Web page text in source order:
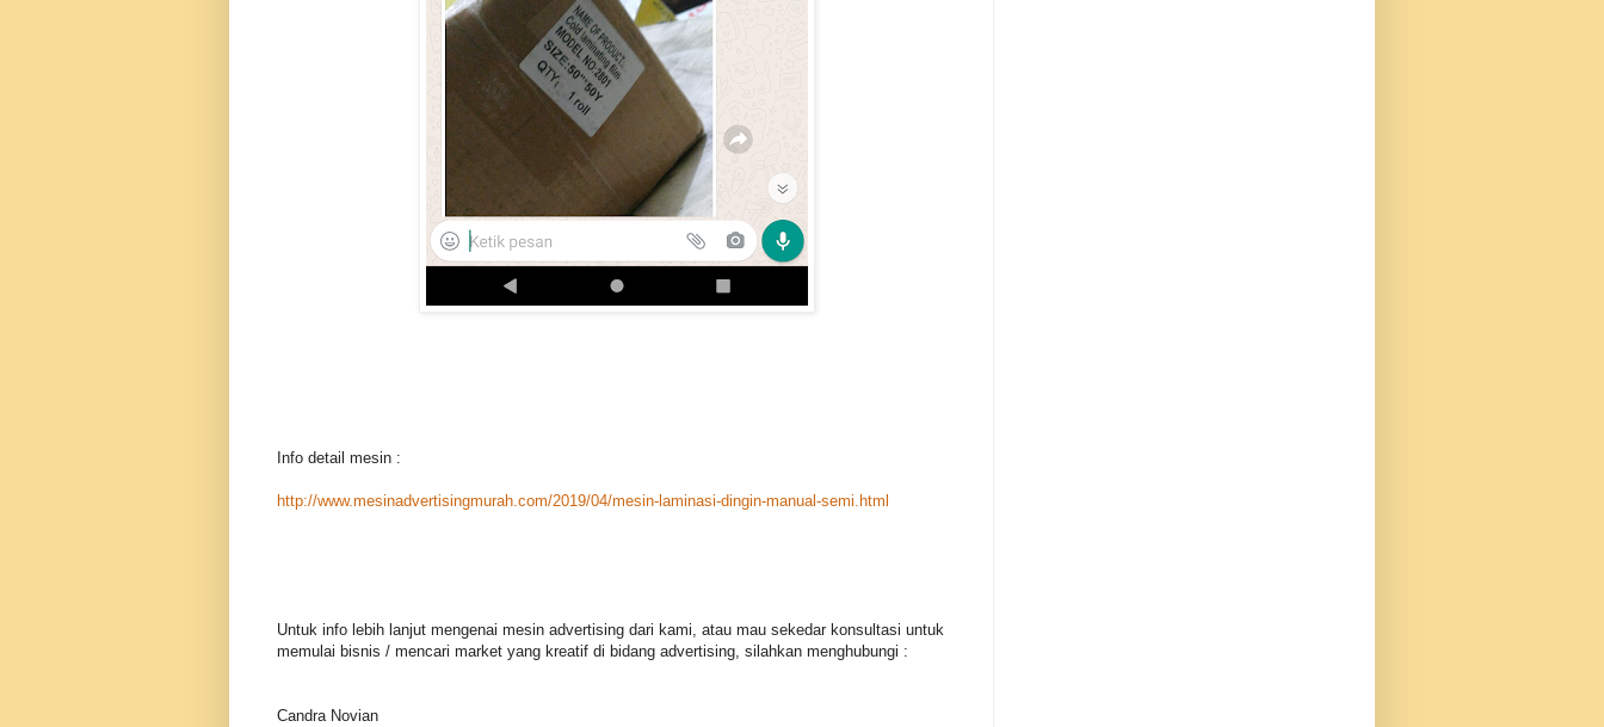
Info detail mesin :
http://www.mesinadvertisingmurah.com/2019/04/mesin-laminasi-dingin-manual-semi.html
Untuk info lebih lanjut mengenai mesin advertising dari kami, atau mau sekedar konsultasi untuk
memulai bisnis / mencari market yang kreatif di bidang advertising, silahkan menghubungi :
Candra Novian